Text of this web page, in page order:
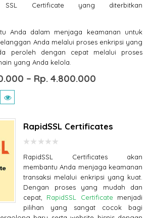
Certificate yang diterbitkan
Anda dalam menjaga keamanan untuk
Anda melalui proses enkripsi yang
peroleh dengan cepat melalui proses
yang Anda kelola.
– Rp. 4.800.000
RapidSSL Certificates
out
of
5
RapidSSL Certificates akan
membantu Anda menjaga keamanan
transaksi melalui enkripsi yang kuat.
Dengan proses yang mudah dan
cepat, RapidSSL Certificate menjadi
pilihan yang sangat cocok bagi